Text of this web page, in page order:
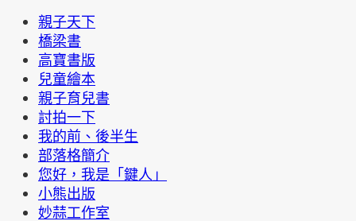
親子天下
橋梁書
高寶書版
兒童繪本
親子育兒書
討拍一下
我的前、後半生
部落格簡介
您好，我是「鍵人」
小熊出版
妙蒜工作室